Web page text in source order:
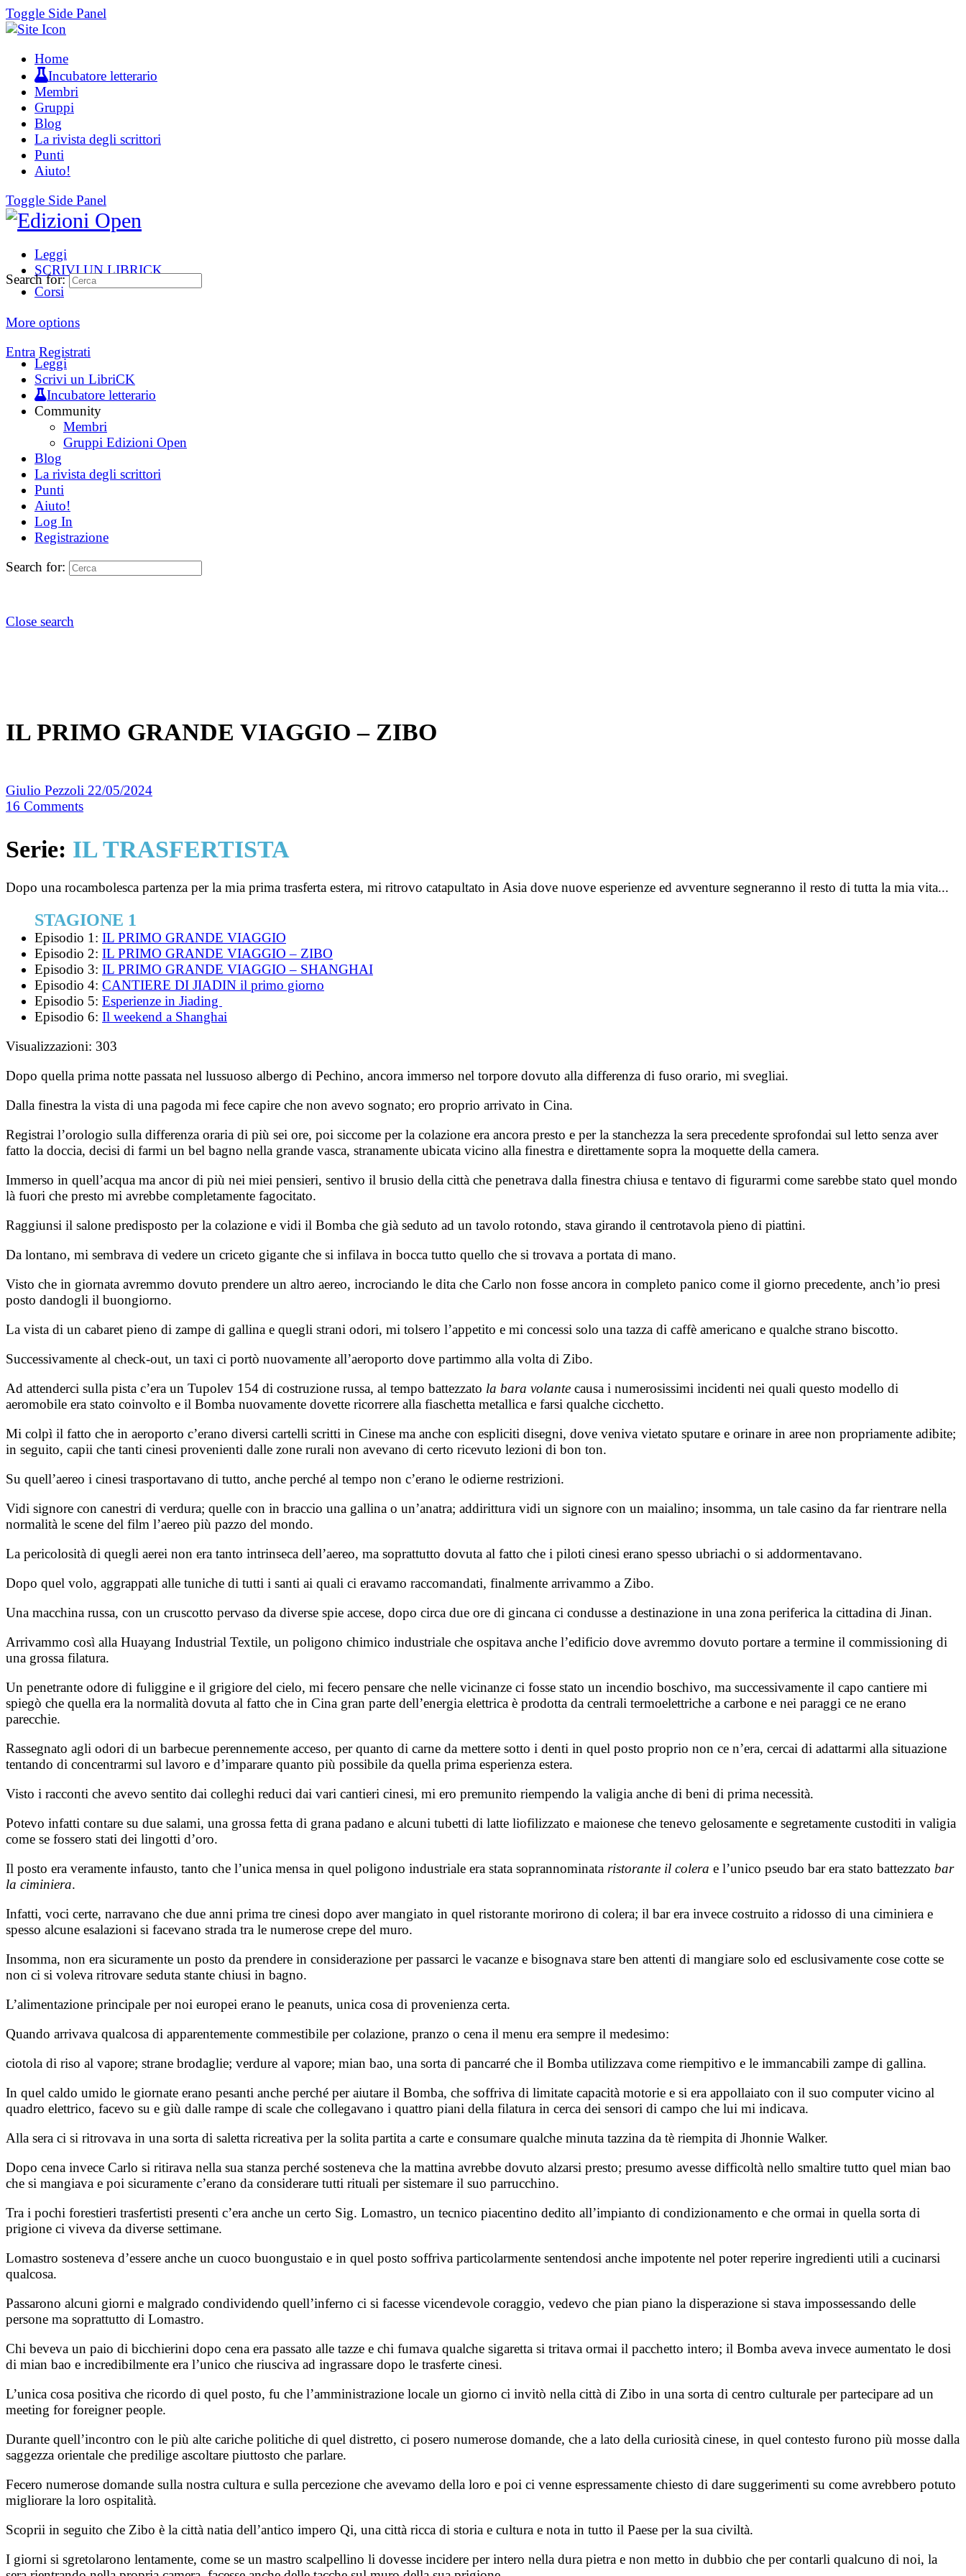
Toggle Side Panel
Home
Incubatore letterario
Membri
Gruppi
Blog
La rivista degli scrittori
Punti
Aiuto!
Toggle Side Panel
Leggi
SCRIVI UN LIBRICK
Corsi
More options
Entra Registrati
Search for:
Leggi
Scrivi un LibriCK
Incubatore letterario
Community
Membri
Gruppi Edizioni Open
Blog
La rivista degli scrittori
Punti
Aiuto!
Log In
Registrazione
Search for:
Close search
IL PRIMO GRANDE VIAGGIO – ZIBO
Giulio Pezzoli 22/05/2024
16 Comments
Serie: IL TRASFERTISTA
Dopo una rocambolesca partenza per la mia prima trasferta estera, mi ritrovo catapultato in Asia dove nuove esperienze ed avventure segneranno il resto di tutta la mia vita...
STAGIONE 1
Episodio 1: IL PRIMO GRANDE VIAGGIO
Episodio 2: IL PRIMO GRANDE VIAGGIO – ZIBO
Episodio 3: IL PRIMO GRANDE VIAGGIO – SHANGHAI
Episodio 4: CANTIERE DI JIADIN il primo giorno
Episodio 5: Esperienze in Jiading
Episodio 6: Il weekend a Shanghai
Visualizzazioni: 303
Dopo quella prima notte passata nel lussuoso albergo di Pechino, ancora immerso nel torpore dovuto alla differenza di fuso orario, mi svegliai.
Dalla finestra la vista di una pagoda mi fece capire che non avevo sognato; ero proprio arrivato in Cina.
Registrai l’orologio sulla differenza oraria di più sei ore, poi siccome per la colazione era ancora presto e per la stanchezza la sera precedente sprofondai sul letto senza aver
fatto la doccia, decisi di farmi un bel bagno nella grande vasca, stranamente ubicata vicino alla finestra e direttamente sopra la moquette della camera.
Immerso in quell’acqua ma ancor di più nei miei pensieri, sentivo il brusio della città che penetrava dalla finestra chiusa e tentavo di figurarmi come sarebbe stato quel mondo
là fuori che presto mi avrebbe completamente fagocitato.
Raggiunsi il salone predisposto per la colazione e vidi il Bomba che già seduto ad un tavolo rotondo, stava girando il centrotavola pieno di piattini.
Da lontano, mi sembrava di vedere un criceto gigante che si infilava in bocca tutto quello che si trovava a portata di mano.
Visto che in giornata avremmo dovuto prendere un altro aereo, incrociando le dita che Carlo non fosse ancora in completo panico come il giorno precedente, anch’io presi
posto dandogli il buongiorno.
La vista di un cabaret pieno di zampe di gallina e quegli strani odori, mi tolsero l’appetito e mi concessi solo una tazza di caffè americano e qualche strano biscotto.
Successivamente al check-out, un taxi ci portò nuovamente all’aeroporto dove partimmo alla volta di Zibo.
Ad attenderci sulla pista c’era un Tupolev 154 di costruzione russa, al tempo battezzato la bara volante causa i numerosissimi incidenti nei quali questo modello di
aeromobile era stato coinvolto e il Bomba nuovamente dovette ricorrere alla fiaschetta metallica e farsi qualche cicchetto.
Mi colpì il fatto che in aeroporto c’erano diversi cartelli scritti in Cinese ma anche con espliciti disegni, dove veniva vietato sputare e orinare in aree non propriamente adibite;
in seguito, capii che tanti cinesi provenienti dalle zone rurali non avevano di certo ricevuto lezioni di bon ton.
Su quell’aereo i cinesi trasportavano di tutto, anche perché al tempo non c’erano le odierne restrizioni.
Vidi signore con canestri di verdura; quelle con in braccio una gallina o un’anatra; addirittura vidi un signore con un maialino; insomma, un tale casino da far rientrare nella
normalità le scene del film l’aereo più pazzo del mondo.
La pericolosità di quegli aerei non era tanto intrinseca dell’aereo, ma soprattutto dovuta al fatto che i piloti cinesi erano spesso ubriachi o si addormentavano.
Dopo quel volo, aggrappati alle tuniche di tutti i santi ai quali ci eravamo raccomandati, finalmente arrivammo a Zibo.
Una macchina russa, con un cruscotto pervaso da diverse spie accese, dopo circa due ore di gincana ci condusse a destinazione in una zona periferica la cittadina di Jinan.
Arrivammo così alla Huayang Industrial Textile, un poligono chimico industriale che ospitava anche l’edificio dove avremmo dovuto portare a termine il commissioning di
una grossa filatura.
Un penetrante odore di fuliggine e il grigiore del cielo, mi fecero pensare che nelle vicinanze ci fosse stato un incendio boschivo, ma successivamente il capo cantiere mi
spiegò che quella era la normalità dovuta al fatto che in Cina gran parte dell’energia elettrica è prodotta da centrali termoelettriche a carbone e nei paraggi ce ne erano
parecchie.
Rassegnato agli odori di un barbecue perennemente acceso, per quanto di carne da mettere sotto i denti in quel posto proprio non ce n’era, cercai di adattarmi alla situazione
tentando di concentrarmi sul lavoro e d’imparare quanto più possibile da quella prima esperienza estera.
Visto i racconti che avevo sentito dai colleghi reduci dai vari cantieri cinesi, mi ero premunito riempendo la valigia anche di beni di prima necessità.
Potevo infatti contare su due salami, una grossa fetta di grana padano e alcuni tubetti di latte liofilizzato e maionese che tenevo gelosamente e segretamente custoditi in valigia
come se fossero stati dei lingotti d’oro.
Il posto era veramente infausto, tanto che l’unica mensa in quel poligono industriale era stata soprannominata ristorante il colera e l’unico pseudo bar era stato battezzato bar
la ciminiera.
Infatti, voci certe, narravano che due anni prima tre cinesi dopo aver mangiato in quel ristorante morirono di colera; il bar era invece costruito a ridosso di una ciminiera e
spesso alcune esalazioni si facevano strada tra le numerose crepe del muro.
Insomma, non era sicuramente un posto da prendere in considerazione per passarci le vacanze e bisognava stare ben attenti di mangiare solo ed esclusivamente cose cotte se
non ci si voleva ritrovare seduta stante chiusi in bagno.
L’alimentazione principale per noi europei erano le peanuts, unica cosa di provenienza certa.
Quando arrivava qualcosa di apparentemente commestibile per colazione, pranzo o cena il menu era sempre il medesimo:
ciotola di riso al vapore; strane brodaglie; verdure al vapore; mian bao, una sorta di pancarré che il Bomba utilizzava come riempitivo e le immancabili zampe di gallina.
In quel caldo umido le giornate erano pesanti anche perché per aiutare il Bomba, che soffriva di limitate capacità motorie e si era appollaiato con il suo computer vicino al
quadro elettrico, facevo su e giù dalle rampe di scale che collegavano i quattro piani della filatura in cerca dei sensori di campo che lui mi indicava.
Alla sera ci si ritrovava in una sorta di saletta ricreativa per la solita partita a carte e consumare qualche minuta tazzina da tè riempita di Jhonnie Walker.
Dopo cena invece Carlo si ritirava nella sua stanza perché sosteneva che la mattina avrebbe dovuto alzarsi presto; presumo avesse difficoltà nello smaltire tutto quel mian bao
che si mangiava e poi sicuramente c’erano da considerare tutti rituali per sistemare il suo parrucchino.
Tra i pochi forestieri trasfertisti presenti c’era anche un certo Sig. Lomastro, un tecnico piacentino dedito all’impianto di condizionamento e che ormai in quella sorta di
prigione ci viveva da diverse settimane.
Lomastro sosteneva d’essere anche un cuoco buongustaio e in quel posto soffriva particolarmente sentendosi anche impotente nel poter reperire ingredienti utili a cucinarsi
qualcosa.
Passarono alcuni giorni e malgrado condividendo quell’inferno ci si facesse vicendevole coraggio, vedevo che pian piano la disperazione si stava impossessando delle
persone ma soprattutto di Lomastro.
Chi beveva un paio di bicchierini dopo cena era passato alle tazze e chi fumava qualche sigaretta si tritava ormai il pacchetto intero; il Bomba aveva invece aumentato le dosi
di mian bao e incredibilmente era l’unico che riusciva ad ingrassare dopo le trasferte cinesi.
L’unica cosa positiva che ricordo di quel posto, fu che l’amministrazione locale un giorno ci invitò nella città di Zibo in una sorta di centro culturale per partecipare ad un
meeting for foreigner people.
Durante quell’incontro con le più alte cariche politiche di quel distretto, ci posero numerose domande, che a lato della curiosità cinese, in quel contesto furono più mosse dalla
saggezza orientale che predilige ascoltare piuttosto che parlare.
Fecero numerose domande sulla nostra cultura e sulla percezione che avevamo della loro e poi ci venne espressamente chiesto di dare suggerimenti su come avrebbero potuto
migliorare la loro ospitalità.
Scoprii in seguito che Zibo è la città natia dell’antico impero Qi, una città ricca di storia e cultura e nota in tutto il Paese per la sua civiltà.
I giorni si sgretolarono lentamente, come se un mastro scalpellino li dovesse incidere per intero nella dura pietra e non metto in dubbio che per contarli qualcuno di noi, la